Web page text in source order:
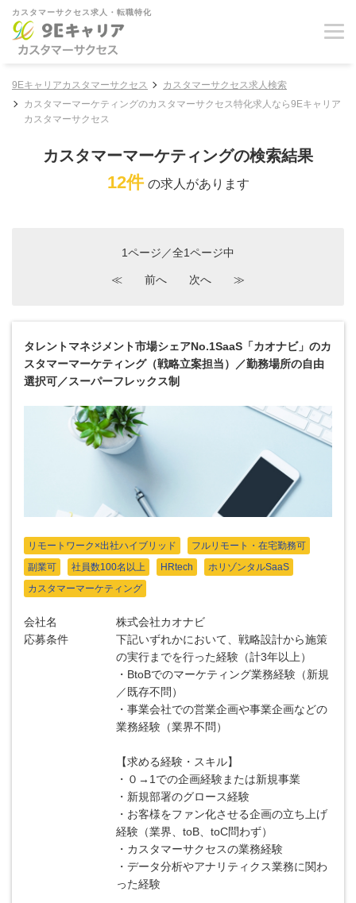
カスタマーサクセス求人・転職特化
9Eキャリアカスタマーサクセス
カスタマーサクセス求人検索
カスタマーマーケティングのカスタマーサクセス特化求人なら9Eキャリア
カスタマーサクセス
カスタマーマーケティングの検索結果
12件 の求人があります
1ページ／全1ページ中
≪ 前へ 次へ ≫
タレントマネジメント市場シェアNo.1SaaS「カオナビ」のカ
スタマーマーケティング（戦略立案担当）／勤務場所の自由
選択可／スーパーフレックス制
リモートワーク×出社ハイブリッド
フルリモート・在宅勤務可
副業可
社員数100名以上 HRtech
ホリゾンタルSaaS
カスタマーマーケティング
会社名
株式会社カオナビ
応募条件
下記いずれかにおいて、戦略設計から施策
の実行までを行った経験（計3年以上）
・BtoBでのマーケティング業務経験（新規
／既存不問）
・事業会社での営業企画や事業企画などの
業務経験（業界不問）
【求める経験・スキル】
・０→1での企画経験または新規事業
・新規部署のグロース経験
・お客様をファン化させる企画の立ち上げ
経験（業界、toB、toC問わず）
・カスタマーサクセスの業務経験
・データ分析やアナリティクス業務に関わ
った経験